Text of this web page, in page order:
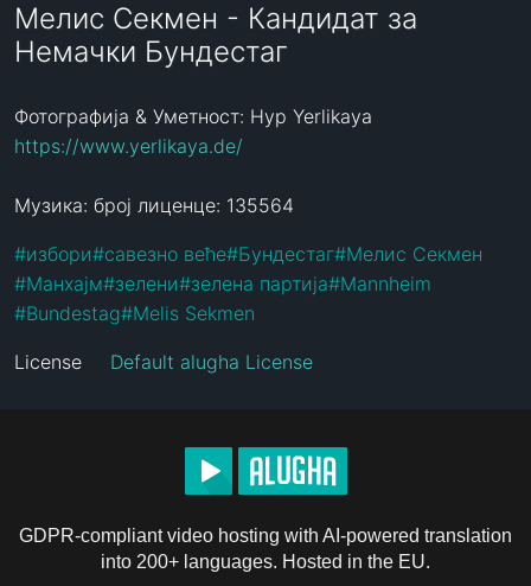
Мелис Секмен - Кандидат за
Немачки Бундестаг
https://www.yerlikaya.de/
Музика: број лиценце: 135564
#избори#савезно веће#Бундестаг#Мелис Секмен
#Манхајм#зелени#зелена партија#Mannheim
#Bundestag#Melis Sekmen
License Default alugha License
GDPR-compliant video hosting with AI-powered translation
into 200+ languages. Hosted in the EU.